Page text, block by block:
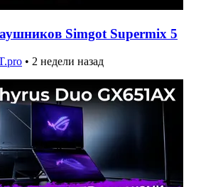
Simgot Supermix 5
• 2 недели назад